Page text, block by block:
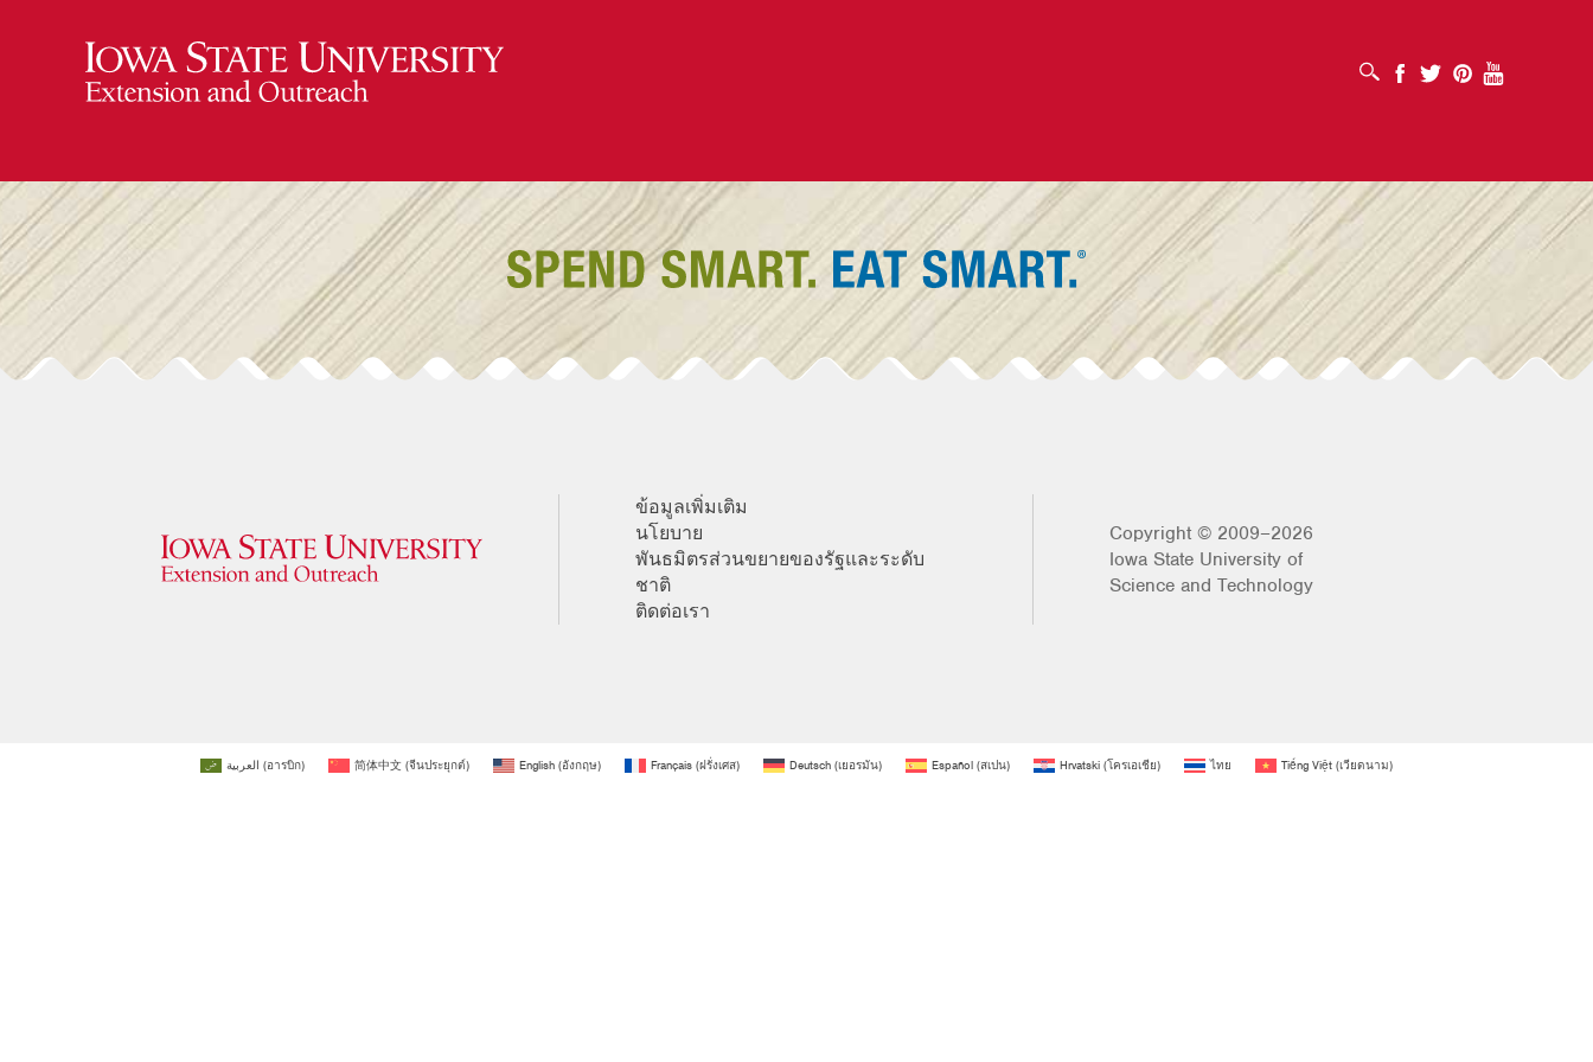
เปิดช่องค้นหา Facebook
Twitter PinterestYoutube
ข้อมูลเพิ่มเติม
นโยบาย
พันธมิตรส่วนขยายของรัฐและระดับ
ชาติ
ติดต่อเรา
Copyright © 2009–2026
Iowa State University of
Science and Technology
العربية (อารบิก) 简体中文 (จีนประยุกต์) English (อังกฤษ) Français (ฝรั่งเศส) Deutsch (เยอรมัน) Español (สเปน) Hrvatski (โครเอเชีย) ไทย Tiếng Việt (เวียดนาม)